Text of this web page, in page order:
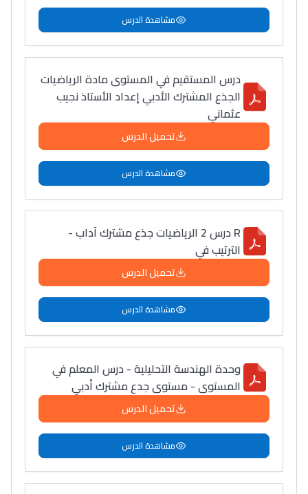
مشاهدة الدرس
درس المستقيم في المستوى مادة الرياضيات
الجذع المشترك الأدبي إعداد الأستاذ نجيب
عثماني
تحميل الدرس
مشاهدة الدرس
R درس 2 الرياضيات جذع مشترك آداب -
الترتيب في
تحميل الدرس
مشاهدة الدرس
وحدة الهندسة التحليلية - درس المعلم في
المستوى - مستوى جدع مشترك أدبي
تحميل الدرس
مشاهدة الدرس